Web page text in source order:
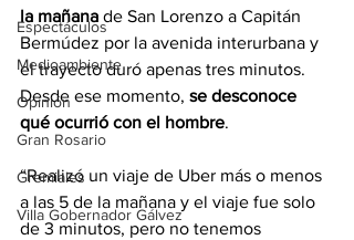
Espectáculos
Medioambiente
Opinión
Gran Rosario
Gremiales
Villa Gobernador Gálvez
la mañana de San Lorenzo a Capitán
Bermúdez por la avenida interurbana y
el trayecto duró apenas tres minutos.
Desde ese momento, se desconoce
qué ocurrió con el hombre.
“Realizó un viaje de Uber más o menos
a las 5 de la mañana y el viaje fue solo
de 3 minutos, pero no tenemos